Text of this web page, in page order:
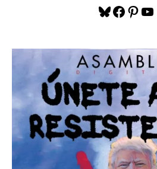
Bluesky